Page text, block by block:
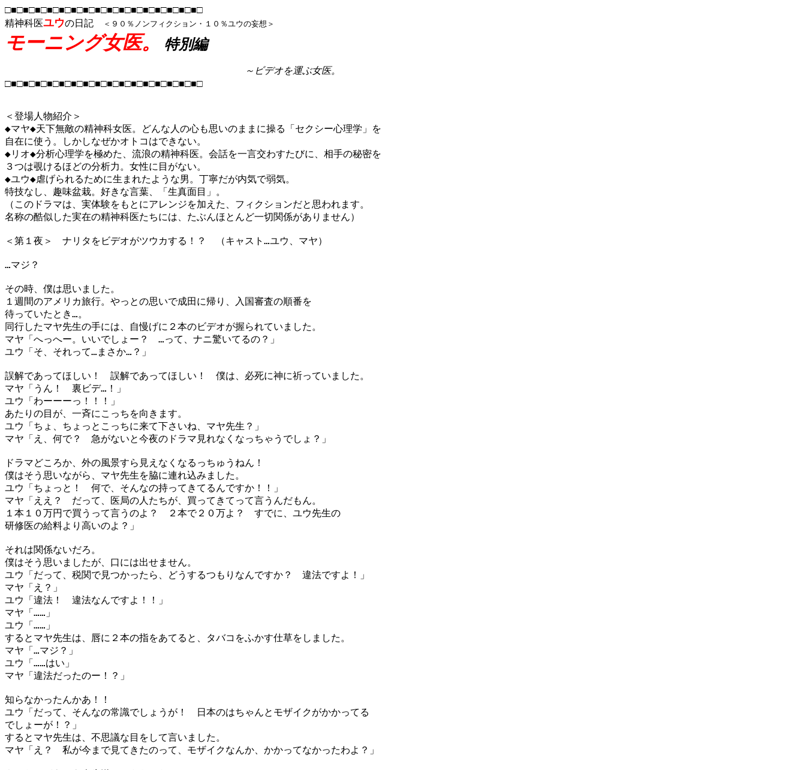
□■□■□■□■□■□■□■□■□■□■□■□■□■□■□■□■□
精神科医ユウの日記 ＜９０％ノンフィクション・１０％ユウの妄想＞
モーニング女医。 特別編
～ビデオを運ぶ女医。
□■□■□■□■□■□■□■□■□■□■□■□■□■□■□■□■□
＜登場人物紹介＞
◆マヤ◆天下無敵の精神科女医。どんな人の心も思いのままに操る「セクシー心理学」を
自在に使う。しかしなぜかオトコはできない。
◆リオ◆分析心理学を極めた、流浪の精神科医。会話を一言交わすたびに、相手の秘密を
３つは覗けるほどの分析力。女性に目がない。
◆ユウ◆虐げられるために生まれたような男。丁寧だが内気で弱気。
特技なし、趣味盆栽。好きな言葉、「生真面目」。
（このドラマは、実体験をもとにアレンジを加えた、フィクションだと思われます。
名称の酷似した実在の精神科医たちには、たぶんほとんど一切関係がありません）
＜第１夜＞ ナリタをビデオがツウカする！？ （キャスト…ユウ、マヤ）
…マジ？
その時、僕は思いました。
１週間のアメリカ旅行。やっとの思いで成田に帰り、入国審査の順番を
待っていたとき…。
同行したマヤ先生の手には、自慢げに２本のビデオが握られていました。
マヤ「へっへー。いいでしょー？ …って、ナニ驚いてるの？」
ユウ「そ、それって…まさか…？」
誤解であってほしい！ 誤解であってほしい！ 僕は、必死に神に祈っていました。
マヤ「うん！ 裏ビデ…！」
ユウ「わーーーっ！！！」
あたりの目が、一斉にこっちを向きます。
ユウ「ちょ、ちょっとこっちに来て下さいね、マヤ先生？」
マヤ「え、何で？ 急がないと今夜のドラマ見れなくなっちゃうでしょ？」
ドラマどころか、外の風景すら見えなくなるっちゅうねん！
僕はそう思いながら、マヤ先生を脇に連れ込みました。
ユウ「ちょっと！ 何で、そんなの持ってきてるんですか！！」
マヤ「ええ？ だって、医局の人たちが、買ってきてって言うんだもん。
１本１０万円で買うって言うのよ？ ２本で２０万よ？ すでに、ユウ先生の
研修医の給料より高いのよ？」
それは関係ないだろ。
僕はそう思いましたが、口には出せません。
ユウ「だって、税関で見つかったら、どうするつもりなんですか？ 違法ですよ！」
マヤ「え？」
ユウ「違法！ 違法なんですよ！！」
マヤ「……」
ユウ「……」
するとマヤ先生は、唇に２本の指をあてると、タバコをふかす仕草をしました。
マヤ「…マジ？」
ユウ「……はい」
マヤ「違法だったのー！？」
知らなかったんかあ！！
ユウ「だって、そんなの常識でしょうが！ 日本のはちゃんとモザイクがかかってる
でしょーが！？」
するとマヤ先生は、不思議な目をして言いました。
マヤ「え？ 私が今まで見てきたのって、モザイクなんか、かかってなかったわよ？」